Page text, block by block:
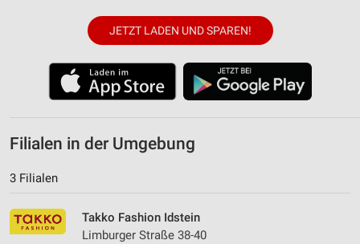
JETZT LADEN UND SPAREN!
Filialen in der Umgebung
3 Filialen
Takko Fashion Idstein
Limburger Straße 38-40